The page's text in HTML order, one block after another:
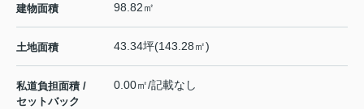
建物面積 98.82㎡
土地面積 43.34坪(143.28㎡)
私道負担面積 /
セットバック
0.00㎡/記載なし